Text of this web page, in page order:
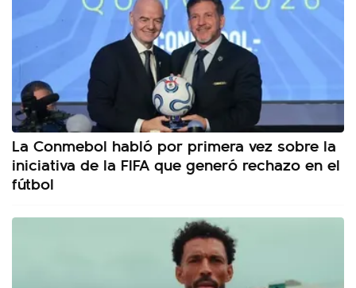
La Conmebol habló por primera vez sobre la
iniciativa de la FIFA que generó rechazo en el
fútbol